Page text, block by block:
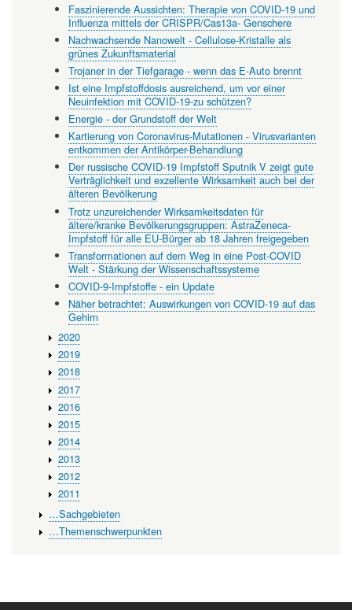
Faszinierende Aussichten: Therapie von COVID-19 und
Influenza mittels der CRISPR/Cas13a- Genschere
Nachwachsende Nanowelt - Cellulose-Kristalle als
grünes Zukunftsmaterial
Trojaner in der Tiefgarage - wenn das E-Auto brennt
Ist eine Impfstoffdosis ausreichend, um vor einer
Neuinfektion mit COVID-19-zu schützen?
Energie - der Grundstoff der Welt
Kartierung von Coronavirus-Mutationen - Virusvarianten
entkommen der Antikörper-Behandlung
Der russische COVID-19 Impfstoff Sputnik V zeigt gute
Verträglichkeit und exzellente Wirksamkeit auch bei der
älteren Bevölkerung
Trotz unzureichender Wirksamkeitsdaten für
ältere/kranke Bevölkerungsgruppen: AstraZeneca-
Impfstoff für alle EU-Bürger ab 18 Jahren freigegeben
Transformationen auf dem Weg in eine Post-COVID
Welt - Stärkung der Wissenschaftssysteme
COVID-9-Impfstoffe - ein Update
Näher betrachtet: Auswirkungen von COVID-19 auf das
Gehirn
2020
2019
2018
2017
2016
2015
2014
2013
2012
2011
…Sachgebieten
…Themenschwerpunkten